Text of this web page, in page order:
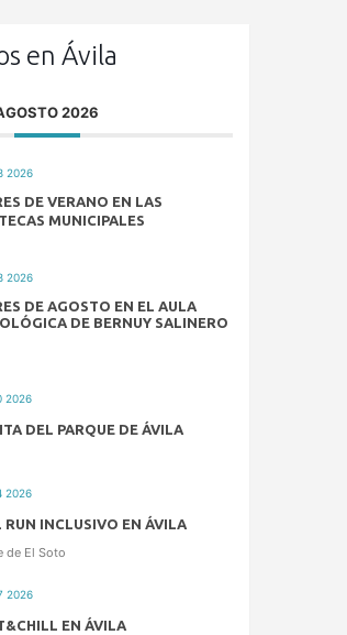
en Ávila
2026
2026
DE VERANO EN LAS
MUNICIPALES
2026
DE AGOSTO EN EL AULA
DE BERNUY SALINERO
2026
DEL PARQUE DE ÁVILA
2026
RUN INCLUSIVO EN ÁVILA
de El Soto
2026
EN ÁVILA